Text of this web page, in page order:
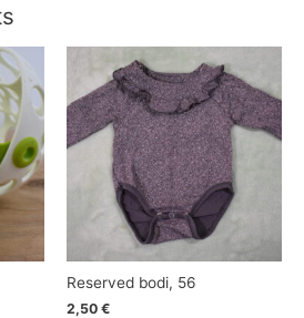
Reserved bodi, 56
2,50 €